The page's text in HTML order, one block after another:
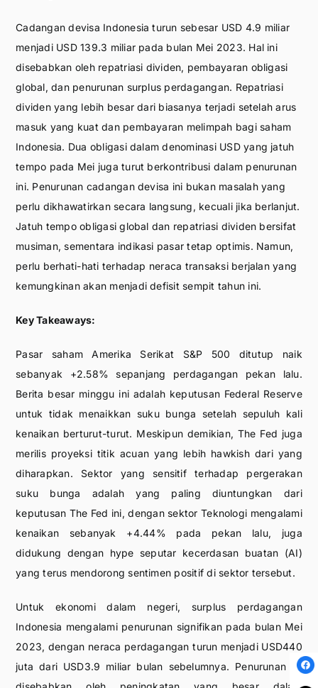
Cadangan devisa Indonesia turun sebesar USD 4.9 miliar
menjadi USD 139.3 miliar pada bulan Mei 2023. Hal ini
disebabkan oleh repatriasi dividen, pembayaran obligasi
global, dan penurunan surplus perdagangan. Repatriasi
dividen yang lebih besar dari biasanya terjadi setelah arus
masuk yang kuat dan pembayaran melimpah bagi saham
Indonesia. Dua obligasi dalam denominasi USD yang jatuh
tempo pada Mei juga turut berkontribusi dalam penurunan
ini. Penurunan cadangan devisa ini bukan masalah yang
perlu dikhawatirkan secara langsung, kecuali jika berlanjut.
Jatuh tempo obligasi global dan repatriasi dividen bersifat
musiman, sementara indikasi pasar tetap optimis. Namun,
perlu berhati-hati terhadap neraca transaksi berjalan yang
kemungkinan akan menjadi defisit sempit tahun ini.
Key Takeaways:
Pasar saham Amerika Serikat S&P 500 ditutup naik
sebanyak +2.58% sepanjang perdagangan pekan lalu.
Berita besar minggu ini adalah keputusan Federal Reserve
untuk tidak menaikkan suku bunga setelah sepuluh kali
kenaikan berturut-turut. Meskipun demikian, The Fed juga
merilis proyeksi titik acuan yang lebih hawkish dari yang
diharapkan. Sektor yang sensitif terhadap pergerakan
suku bunga adalah yang paling diuntungkan dari
keputusan The Fed ini, dengan sektor Teknologi mengalami
kenaikan sebanyak +4.44% pada pekan lalu, juga
didukung dengan hype seputar kecerdasan buatan (AI)
yang terus mendorong sentimen positif di sektor tersebut.
Untuk ekonomi dalam negeri, surplus perdagangan
Indonesia mengalami penurunan signifikan pada bulan Mei
2023, dengan neraca perdagangan turun menjadi USD440
juta dari USD3.9 miliar bulan sebelumnya. Penurunan ini